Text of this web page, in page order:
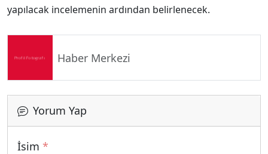
yapılacak incelemenin ardından belirlenecek.
Haber Merkezi
Yorum Yap
İsim *